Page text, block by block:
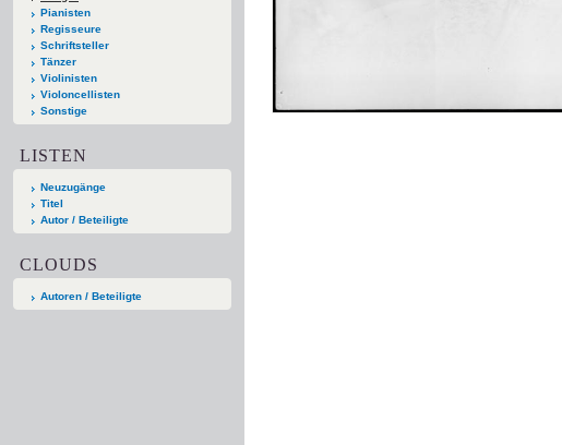
Pianisten
Regisseure
Schriftsteller
Tänzer
Violinisten
Violoncellisten
Sonstige
LISTEN
Neuzugänge
Titel
Autor / Beteiligte
CLOUDS
Autoren / Beteiligte